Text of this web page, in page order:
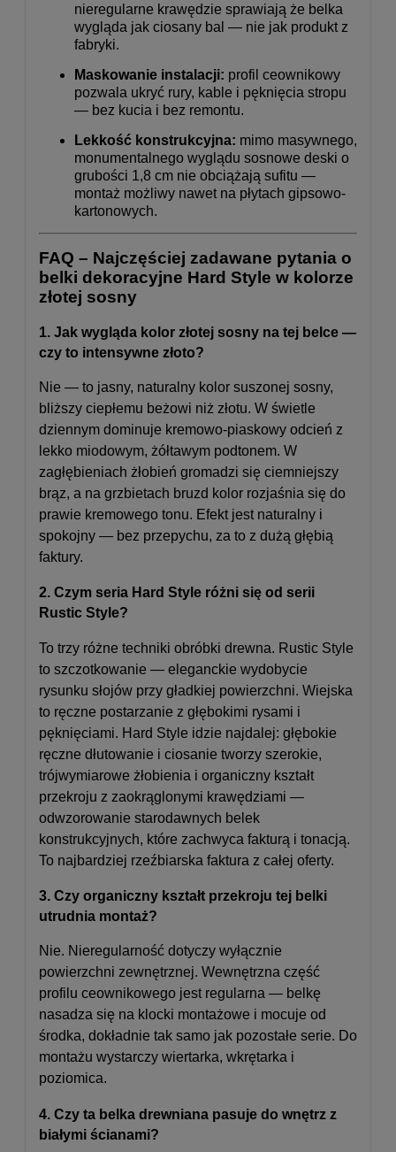
nieregularne krawędzie sprawiają że belka
wygląda jak ciosany bal — nie jak produkt z
fabryki.
Maskowanie instalacji: profil ceownikowy
pozwala ukryć rury, kable i pęknięcia stropu
— bez kucia i bez remontu.
Lekkość konstrukcyjna: mimo masywnego,
monumentalnego wyglądu sosnowe deski o
grubości 1,8 cm nie obciążają sufitu —
montaż możliwy nawet na płytach gipsowo-
kartonowych.
FAQ – Najczęściej zadawane pytania o
belki dekoracyjne Hard Style w kolorze
złotej sosny
1. Jak wygląda kolor złotej sosny na tej belce —
czy to intensywne złoto?
Nie — to jasny, naturalny kolor suszonej sosny,
bliższy ciepłemu beżowi niż złotu. W świetle
dziennym dominuje kremowo-piaskowy odcień z
lekko miodowym, żółtawym podtonem. W
zagłębieniach żłobień gromadzi się ciemniejszy
brąz, a na grzbietach bruzd kolor rozjaśnia się do
prawie kremowego tonu. Efekt jest naturalny i
spokojny — bez przepychu, za to z dużą głębią
faktury.
2. Czym seria Hard Style różni się od serii
Rustic Style?
To trzy różne techniki obróbki drewna. Rustic Style
to szczotkowanie — eleganckie wydobycie
rysunku słojów przy gładkiej powierzchni. Wiejska
to ręczne postarzanie z głębokimi rysami i
pęknięciami. Hard Style idzie najdalej: głębokie
ręczne dłutowanie i ciosanie tworzy szerokie,
trójwymiarowe żłobienia i organiczny kształt
przekroju z zaokrąglonymi krawędziami —
odwzorowanie starodawnych belek
konstrukcyjnych, które zachwyca fakturą i tonacją.
To najbardziej rzeźbiarska faktura z całej oferty.
3. Czy organiczny kształt przekroju tej belki
utrudnia montaż?
Nie. Nieregularność dotyczy wyłącznie
powierzchni zewnętrznej. Wewnętrzna część
profilu ceownikowego jest regularna — belkę
nasadza się na klocki montażowe i mocuje od
środka, dokładnie tak samo jak pozostałe serie. Do
montażu wystarczy wiertarka, wkrętarka i
poziomica.
4. Czy ta belka drewniana pasuje do wnętrz z
białymi ścianami?